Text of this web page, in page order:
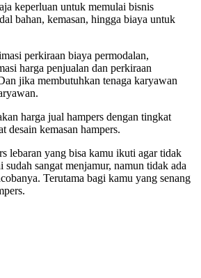
keperluan untuk memulai bisnis
bahan, kemasan, hingga biaya untuk
perkiraan biaya permodalan,
harga penjualan dan perkiraan
jika membutuhkan tenaga karyawan
harga jual hampers dengan tingkat
desain kemasan hampers.
lebaran yang bisa kamu ikuti agar tidak
sangat menjamur, namun tidak ada
Terutama bagi kamu yang senang